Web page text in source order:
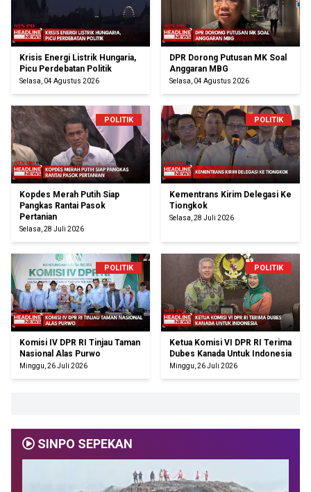
Krisis Energi Listrik Hungaria,
Picu Perdebatan Politik
Selasa, 04 Agustus 2026
DPR Dorong Putusan MK Soal
Anggaran MBG
Selasa, 04 Agustus 2026
POLITIK
Kopdes Merah Putih Siap
Pangkas Rantai Pasok
Pertanian
Selasa, 28 Juli 2026
POLITIK
Kementrans Kirim Delegasi Ke
Tiongkok
Selasa, 28 Juli 2026
POLITIK
Komisi IV DPR RI Tinjau Taman
Nasional Alas Purwo
Minggu, 26 Juli 2026
POLITIK
Ketua Komisi VI DPR RI Terima
Dubes Kanada Untuk Indonesia
Minggu, 26 Juli 2026
SINPO SEPEKAN